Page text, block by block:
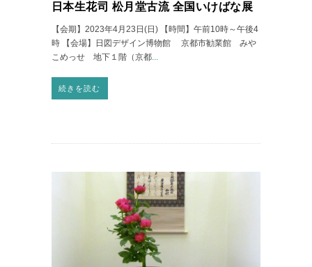
日本生花司 松月堂古流 全国いけばな展
【会期】2023年4月23日(日) 【時間】午前10時～午後4
時 【会場】日図デザイン博物館 京都市勧業館 みや
こめっせ 地下１階（京都...
続きを読む